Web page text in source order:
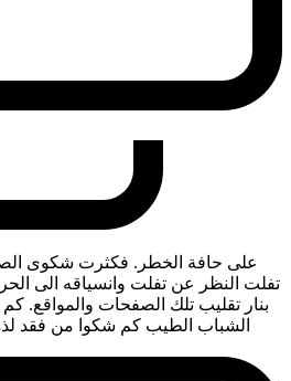
على حافة الخطر. فكثرت شكوى
تفلت النظر عن تفلت وانسياقه الى
بنار تقليب تلك الصفحات والمواقع.
الشباب الطيب كم شكوا من فقد لذة